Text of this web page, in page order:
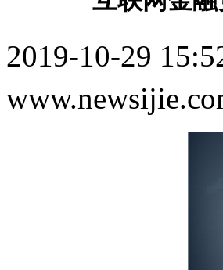
2019-10-29